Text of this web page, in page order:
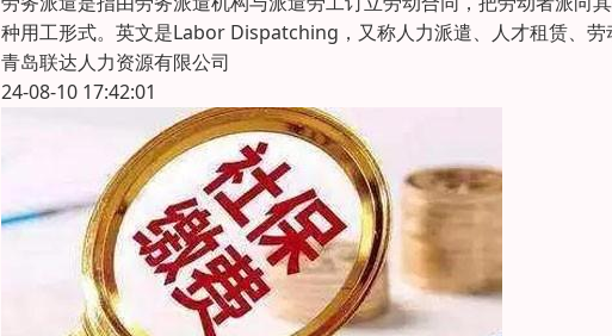
种用工形式。英文是Labor Dispatching，又称人力派遣、人才租赁、
青岛联达人力资源有限公司
24-08-10 17:42:01